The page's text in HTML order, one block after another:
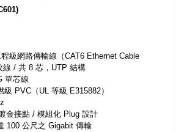
級網路傳輸線（CAT6 Ethernet Cable
線 / 共 8 芯，UTP 結構
單芯線
PVC（UL 等級 E315882）
金接點 / 模組化 Plug 設計
100 公尺之 Gigabit 傳輸